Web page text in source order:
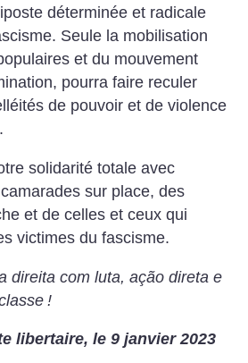
déterminée et radicale
Seule la mobilisation
et du mouvement
pourra faire reculer
de pouvoir et de violence
solidarité totale avec
sur place, des
et de celles et ceux qui
victimes du fascisme.
direita com luta, ação direta e
!
libertaire, le 9 janvier 2023